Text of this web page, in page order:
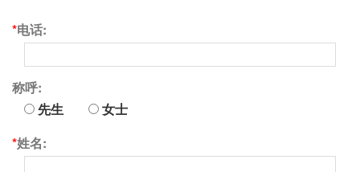
*电话:
称呼:
先生
女士
*姓名: